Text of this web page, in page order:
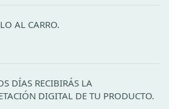
AL CARRO.
DÍAS RECIBIRÁS LA
DIGITAL DE TU PRODUCTO.